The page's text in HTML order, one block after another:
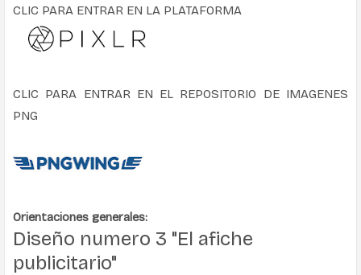
CLIC PARA ENTRAR EN LA PLATAFORMA
CLIC PARA ENTRAR EN EL REPOSITORIO DE IMAGENES
PNG
Orientaciones generales:
Diseño numero 3 "El afiche
publicitario"